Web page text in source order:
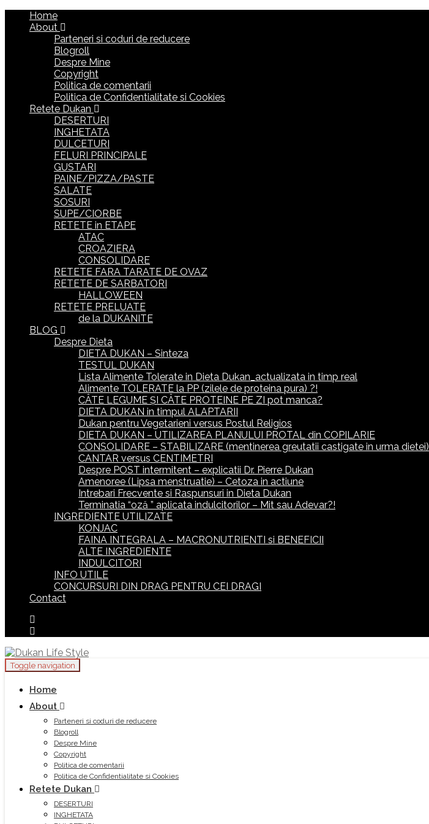
Home
About
Parteneri si coduri de reducere
Blogroll
Despre Mine
Copyright
Politica de comentarii
Politica de Confidentialitate si Cookies
Retete Dukan
DESERTURI
INGHETATA
DULCETURI
FELURI PRINCIPALE
GUSTARI
PAINE/PIZZA/PASTE
SALATE
SOSURI
SUPE/CIORBE
RETETE in ETAPE
ATAC
CROAZIERA
CONSOLIDARE
RETETE FARA TARATE DE OVAZ
RETETE DE SARBATORI
HALLOWEEN
RETETE PRELUATE
de la DUKANITE
BLOG
Despre Dieta
DIETA DUKAN – Sinteza
TESTUL DUKAN
Lista Alimente Tolerate in Dieta Dukan_actualizata in timp real
Alimente TOLERATE la PP (zilele de proteina pura) ?!
CÂTE LEGUME ȘI CÂTE PROTEINE PE ZI pot manca?
DIETA DUKAN in timpul ALAPTARII
Dukan pentru Vegetarieni versus Postul Religios
DIETA DUKAN – UTILIZAREA PLANULUI PROTAL din COPILARIE
CONSOLIDARE – STABILIZARE (mentinerea greutatii castigate in urma dietei)
CANTAR versus CENTIMETRI
Despre POST intermitent – explicatii Dr. Pierre Dukan
Amenoree (Lipsa menstruatie) – Cetoza in actiune
Intrebari Frecvente si Raspunsuri in Dieta Dukan
Terminatia “oză ” aplicata indulcitorilor – Mit sau Adevar?!
INGREDIENTE UTILIZATE
KONJAC
FAINA INTEGRALA – MACRONUTRIENTI si BENEFICII
ALTE INGREDIENTE
INDULCITORI
INFO UTILE
CONCURSURI DIN DRAG PENTRU CEI DRAGI
Contact
Toggle navigation
Home
About
Parteneri si coduri de reducere
Blogroll
Despre Mine
Copyright
Politica de comentarii
Politica de Confidentialitate si Cookies
Retete Dukan
DESERTURI
INGHETATA